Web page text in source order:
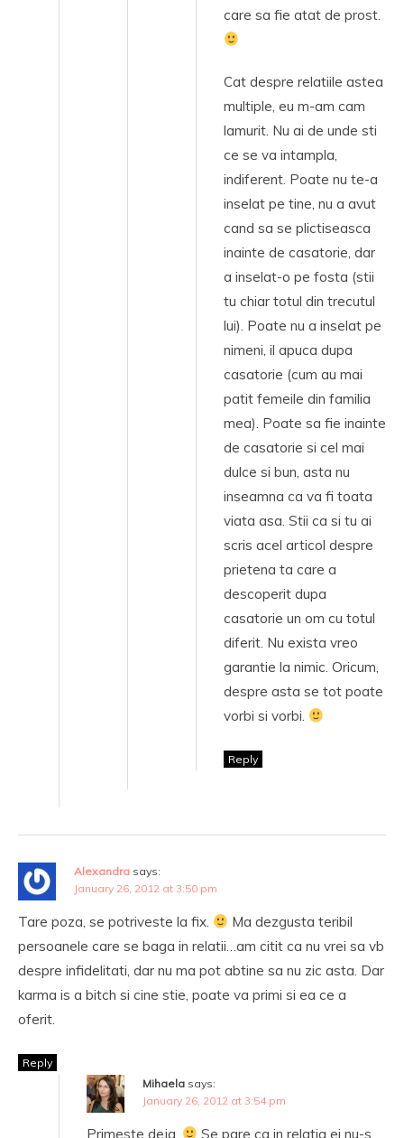
care sa fie atat de prost.
Cat despre relatiile astea
multiple, eu m-am cam
lamurit. Nu ai de unde sti
ce se va intampla,
indiferent. Poate nu te-a
inselat pe tine, nu a avut
cand sa se plictiseasca
inainte de casatorie, dar
a inselat-o pe fosta (stii
tu chiar totul din trecutul
lui). Poate nu a inselat pe
nimeni, il apuca dupa
casatorie (cum au mai
patit femeile din familia
mea). Poate sa fie inainte
de casatorie si cel mai
dulce si bun, asta nu
inseamna ca va fi toata
viata asa. Stii ca si tu ai
scris acel articol despre
prietena ta care a
descoperit dupa
casatorie un om cu totul
diferit. Nu exista vreo
garantie la nimic. Oricum,
despre asta se tot poate
vorbi si vorbi.
Reply
Alexandra says:
January 26, 2012 at 3:50 pm
Tare poza, se potriveste la fix.
Ma dezgusta teribil
persoanele care se baga in relatii…am citit ca nu vrei sa vb
despre infidelitati, dar nu ma pot abtine sa nu zic asta. Dar
karma is a bitch si cine stie, poate va primi si ea ce a
oferit.
Reply
Mihaela says:
January 26, 2012 at 3:54 pm
Primeste deja. Se pare ca in relatia ei nu-s